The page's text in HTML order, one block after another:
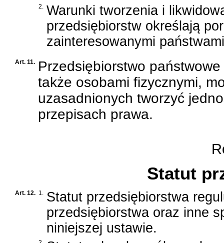
2.
Warunki tworzenia i
przedsiębiorstw określają
zainteresowanymi
Art. 11. Przedsiębiorstwo
także osobami fizycznymi,
uzasadnionych tworzyć
przepisach prawa.
Statut
Art. 12. 1.
Statut przedsiębiorstwa
przedsiębiorstwa oraz inne
niniejszej ustawie.